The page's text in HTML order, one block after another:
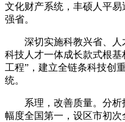
文化财产系统，丰硕人平
强省。
深切实施科教兴省、人
科技人才一体成长款式根
工程”，建立全链条科技创
统。
系理，改善质量。分析
幅度全国第一，设区市初